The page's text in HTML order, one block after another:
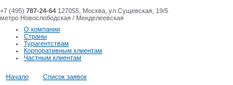
+7 (495) 787-24-64 127055, Москва, ул.Сущевская, 19/5
метро Новослободская / Менделеевская
О компании
Страны
Турагентствам
Корпоративным клиентам
Частным клиентам
Начало Список заявок